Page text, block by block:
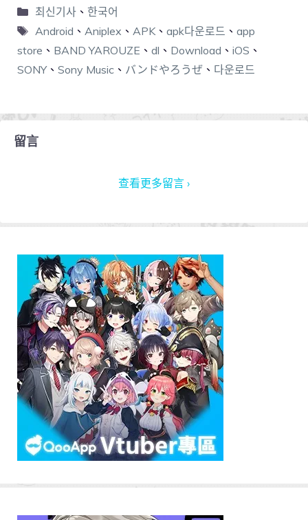
최신기사、 한국어
Android 、 Aniplex 、 APK、 apk다운로드 、 app
store 、 BAND YAROUZE 、 dl 、 Download 、 iOS 、
SONY、 Sony Music 、 バンドやろうぜ 、 다운로드
留言
查看更多留言 ›